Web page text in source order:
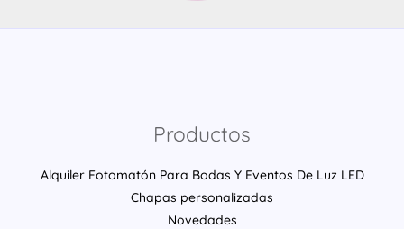
Productos
Alquiler Fotomatón Para Bodas Y Eventos De Luz LED
Chapas personalizadas
Novedades